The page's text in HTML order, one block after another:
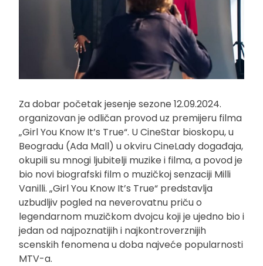
Za dobar početak jesenje sezone 12.09.2024.
organizovan je odličan provod uz premijeru filma
„Girl You Know It’s True“. U CineStar bioskopu, u
Beogradu (Ada Mall) u okviru CineLady događaja,
okupili su mnogi ljubitelji muzike i filma, a povod je
bio novi biografski film o muzičkoj senzaciji Milli
Vanilli. „Girl You Know It’s True“ predstavlja
uzbudljiv pogled na neverovatnu priču o
legendarnom muzičkom dvojcu koji je ujedno bio i
jedan od najpoznatijih i najkontroverznijih
scenskih fenomena u doba najveće popularnosti
MTV-a.